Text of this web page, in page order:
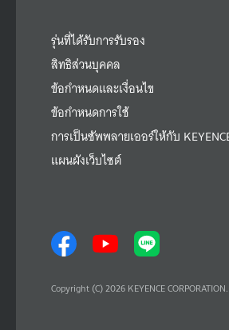
รุ่นที่ได้รับการรับรอง
สิทธิส่วนบุคคล
ข้อกำหนดและเงื่อนไข
ข้อกำหนดการใช้
การเป็นซัพพลายเออร์ให้กับ
แผนผังเว็บไซต์
Copyright (C) 2026 KEYENCE